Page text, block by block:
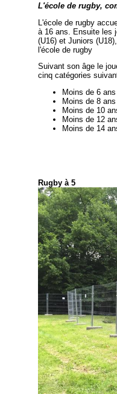
L'école de rugby,
L'école de rugby
à 16 ans. Ensuite les
(U16) et Juniors
l'école de rugby
Suivant son âge le
cinq catégories
Moins de 6 ans
Moins de 8 ans
Moins de 10
Moins de 12
Moins de 14
Rugby à 5